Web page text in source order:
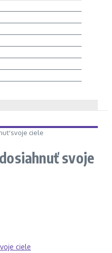
svoje ciele
svoje